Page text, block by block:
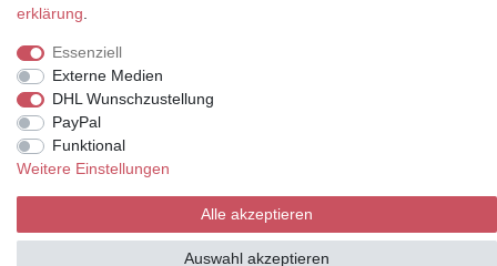
© Copyright 2026 | Alle Rechte vorbehalten.
erklärung
Essenziell
Externe Medien
DHL Wunschzustellung
PayPal
Funktional
Weitere Einstellungen
Alle akzeptieren
Auswahl akzeptieren